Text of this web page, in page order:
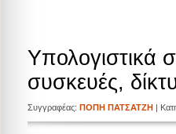
Υπολογιστικά
συσκευές,
Συγγραφέας: ΠΟΠΗ ΠΑΤΣΑΤΖΗ |